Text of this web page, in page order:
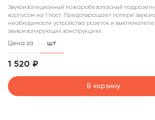
Звукоизоляционный пожаробезопасный
корпусом на 1 пост. Предотвращает потери
необходимости устройства розеток и
звукоизолирующих конструкциях.
Цена за шт
1 520 ₽
В корзину